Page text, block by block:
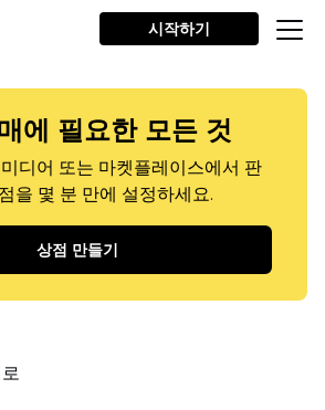
시작하기
에 필요한 모든 것
디어 또는 마켓플레이스에서 판
을 몇 분 만에 설정하세요.
상점 만들기